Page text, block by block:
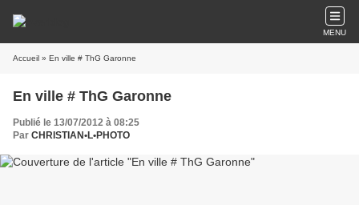
MENU
Accueil » En ville # ThG Garonne
En ville # ThG Garonne
Publié le 13/07/2012 à 08:25
Par CHRISTIAN•L•PHOTO